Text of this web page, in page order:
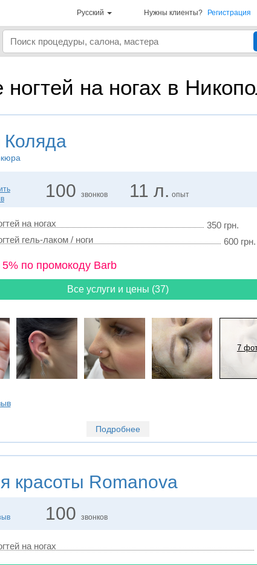
Русский Нужны клиенты? Регистрация
на ногах в
Коляда
100звонков 11 л. опыт
на ногах
350 грн.
гель-лаком / ноги
600 грн.
5% по промокоду Barb
Все услуги и цены (37)
7
Подробнее
красоты Romanova
100звонков
на ногах